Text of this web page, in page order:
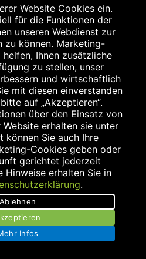
AM ULMENWEG
17
Erlangen
1253070
1253080
am-ulmenweg.de
APOTHEKE
15
Erlangen
920 29 30
920 29 39
Website Cookies ein.
für die Funktionen der
unseren Webdienst zur
zu können. Marketing-
Ihnen zusätzliche
zu stellen, unser
und wirtschaftlich
mit diesen einverstanden
auf „Akzeptieren“.
über den Einsatz von
erhalten sie unter
können Sie auch Ihre
Cookies geben oder
gerichtet jederzeit
Hinweise erhalten Sie in
.
Ablehnen
Infos